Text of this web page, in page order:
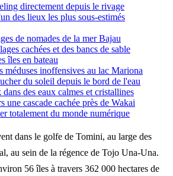
directement depuis le rivage
des lieux les plus sous-estimés
de nomades de la mer Bajau
cachées et des bancs de sable
îles en bateau
méduses inoffensives au lac Mariona
du soleil depuis le bord de l'eau
des eaux calmes et cristallines
une cascade cachée près de Wakai
totalement du monde numérique
dans le golfe de Tomini, au large des
au sein de la régence de Tojo Una-Una.
56 îles à travers 362 000 hectares de